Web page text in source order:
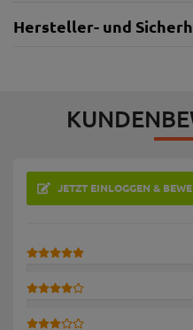
Hersteller- und
JETZT EINLOGGEN &